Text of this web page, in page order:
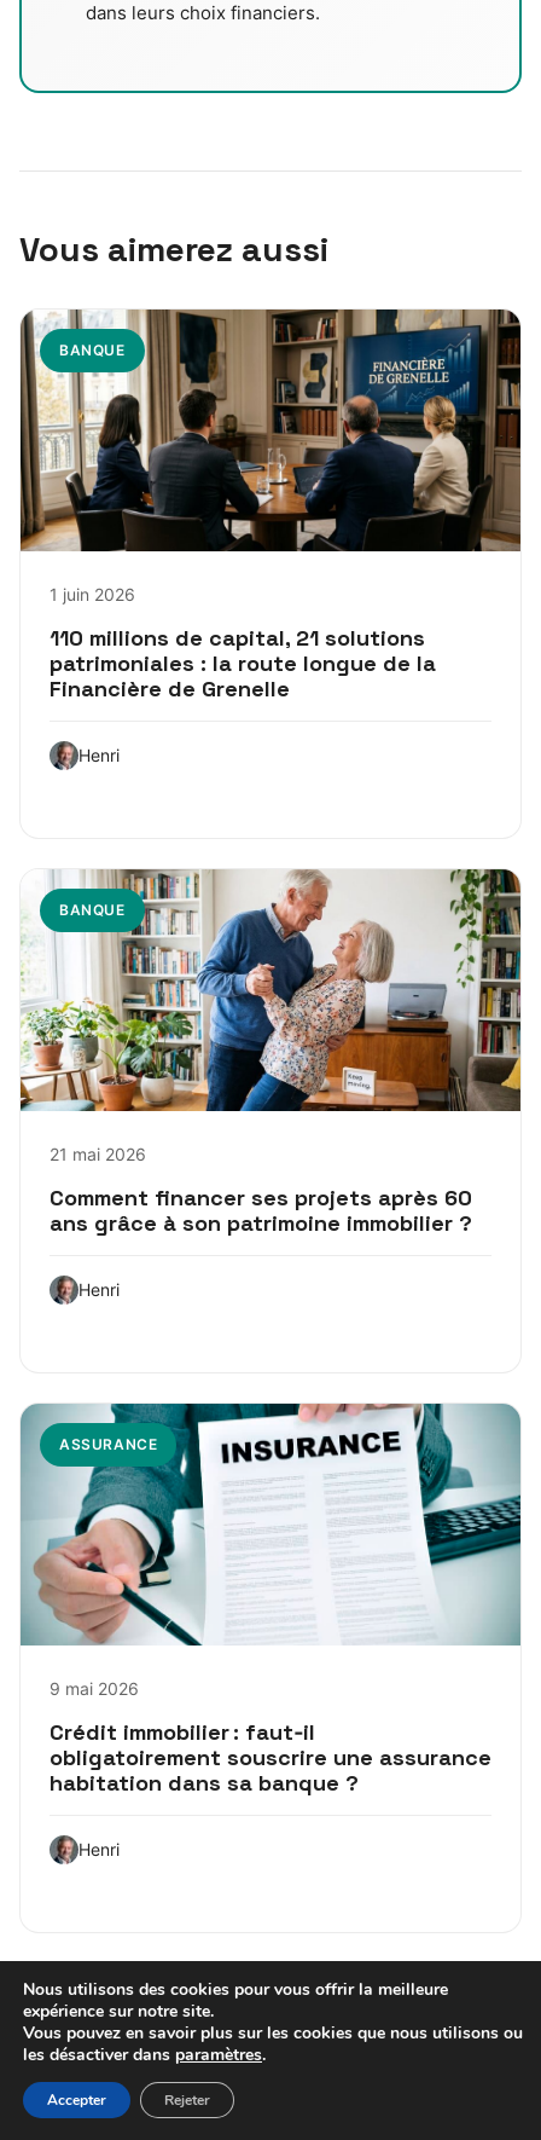
dans leurs choix financiers.
Vous aimerez aussi
BANQUE
1 juin 2026
110 millions de capital, 21 solutions
patrimoniales : la route longue de la
Financière de Grenelle
Henri
BANQUE
21 mai 2026
Comment financer ses projets après 60
ans grâce à son patrimoine immobilier ?
Henri
ASSURANCE
9 mai 2026
Crédit immobilier : faut‑il
obligatoirement souscrire une assurance
habitation dans sa banque ?
Henri
BANQUE
Nous utilisons des cookies pour vous offrir la meilleure
expérience sur notre site.
Vous pouvez en savoir plus sur les cookies que nous utilisons ou
les désactiver dans paramètres.
Accepter Rejeter